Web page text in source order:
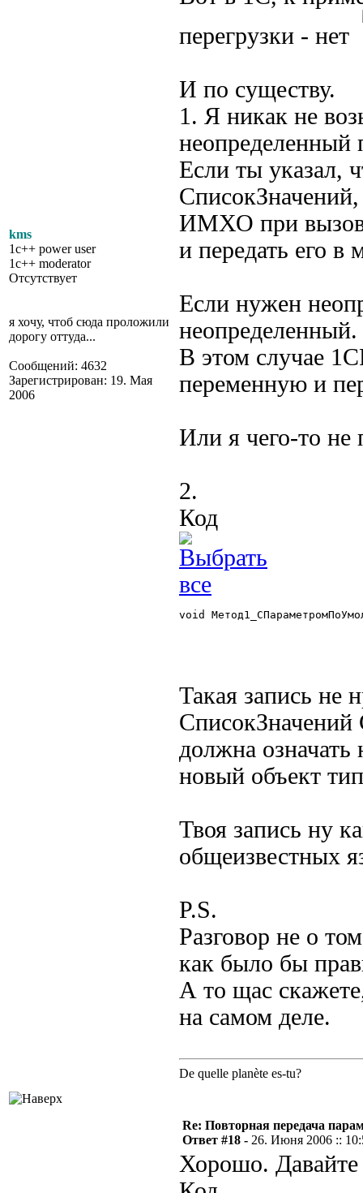
kms
1c++ power user
1c++ moderator
Отсутствует
я хочу, чтоб сюда проложили
дорогу оттуда...
Сообщений: 4632
Зарегистрирован: 19. Мая
2006
перегрузки - нет
И по существу.
1. Я никак не
неопределенный
Если ты указал,
ИМХО при
и передать его в
Если нужен
неопределенный.
В этом случае
переменную и
Или я чего-то
2.
Код
void
Такая запись не
СписокЗначений
должна означать
новый объект
Твоя запись ну
общеизвестных
P.S.
Разговор не о
как было бы
А то щас
на самом деле.
De quelle planète es-tu?
Re: Повторная передача
Ответ #18 - 26. Июня 2006 ::
Хорошо. Давайте